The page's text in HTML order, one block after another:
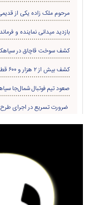
مرحوم ملک زاده یکی از
بازدید میدانی نماینده و
کشف سوخت قاچاق در
کشف بیش از ۲ هزار و ۶۰۰ قطعه مرغ زنده بدون مجوز در سیاهکل
صعود تیم فوتبال شمال‌جا‌
ضرورت تسریع در اجرای طرح